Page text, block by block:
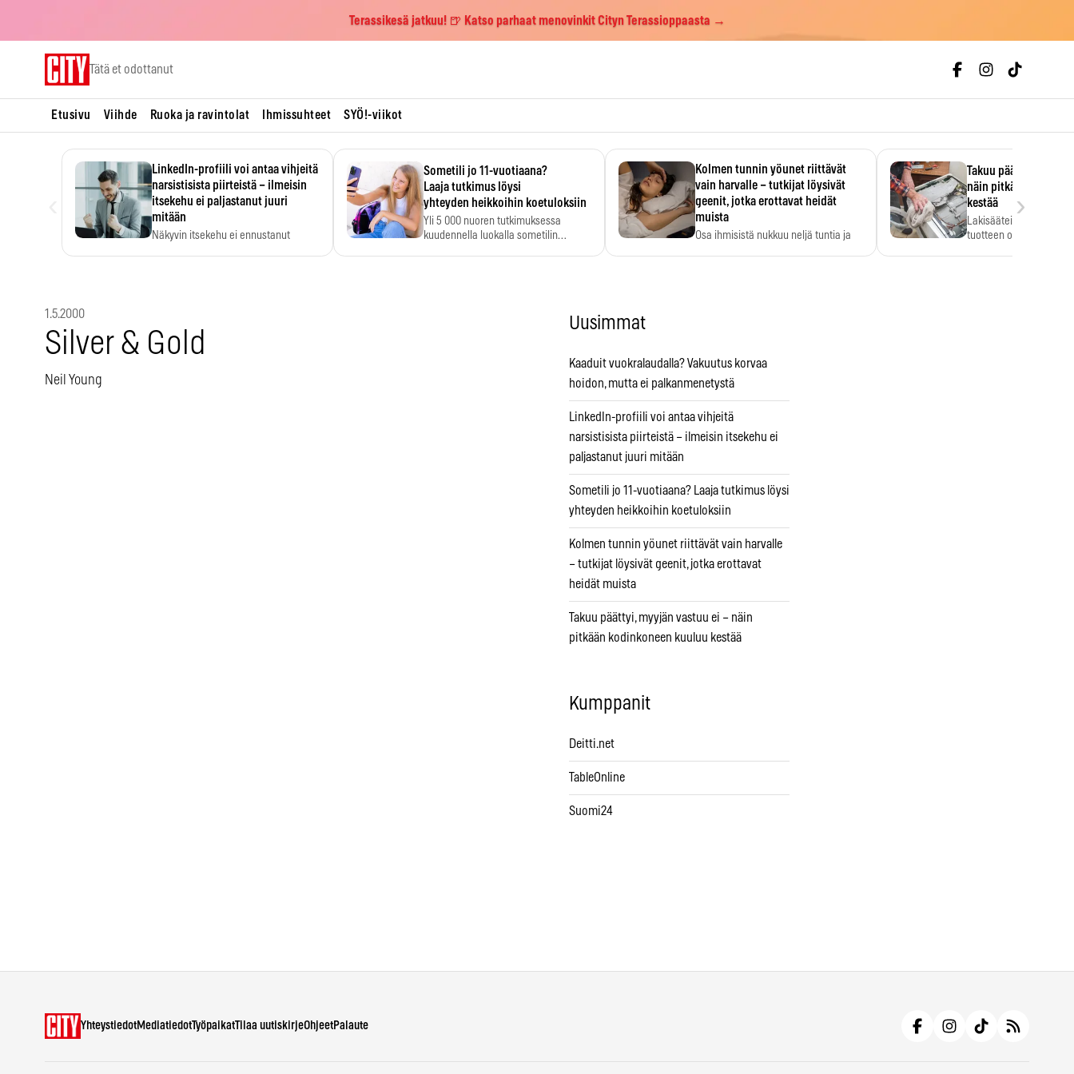
Terassikesä jatkuu! 🍺 Katso parhaat menovinkit Cityn Terassioppaasta →
Tätä et odottanut
Etusivu Viihde Ruoka ja ravintolat Ihmissuhteet SYÖ!-viikot
LinkedIn-profiili voi antaa vihjeitä
narsistisista piirteistä – ilmeisin
itsekehu ei paljastanut juuri
mitään
Näkyvin itsekehu ei ennustanut
Sometili jo 11-vuotiaana?
Laaja tutkimus löysi
yhteyden heikkoihin koetuloksiin
Yli 5 000 nuoren tutkimuksessa
kuudennella luokalla sometilin…
Kolmen tunnin yöunet riittävät
vain harvalle – tutkijat löysivät
geenit, jotka erottavat heidät
muista
Osa ihmisistä nukkuu neljä tuntia ja
Takuu päättyi,
näin pitkään
kestää
Lakisääteinen
tuotteen oletetun
›
1.5.2000
Silver & Gold
Neil Young
Uusimmat
Kaaduit vuokralaudalla? Vakuutus korvaa
hoidon, mutta ei palkanmenetystä
LinkedIn-profiili voi antaa vihjeitä
narsistisista piirteistä – ilmeisin itsekehu ei
paljastanut juuri mitään
Sometili jo 11-vuotiaana? Laaja tutkimus löysi
yhteyden heikkoihin koetuloksiin
Kolmen tunnin yöunet riittävät vain harvalle
– tutkijat löysivät geenit, jotka erottavat
heidät muista
Takuu päättyi, myyjän vastuu ei – näin
pitkään kodinkoneen kuuluu kestää
Kumppanit
Deitti.net
TableOnline
Suomi24
YhteystiedotMediatiedotTyöpaikatTilaa uutiskirjeOhjeetPalaute